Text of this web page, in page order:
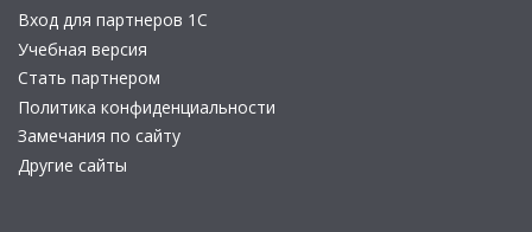
Вход для партнеров 1С
Учебная версия
Стать партнером
Политика конфиденциальности
Замечания по сайту
Другие сайты